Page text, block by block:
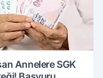
Annelere SGK